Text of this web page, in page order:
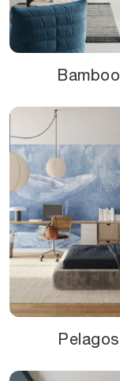
Bamboo
Pelagos